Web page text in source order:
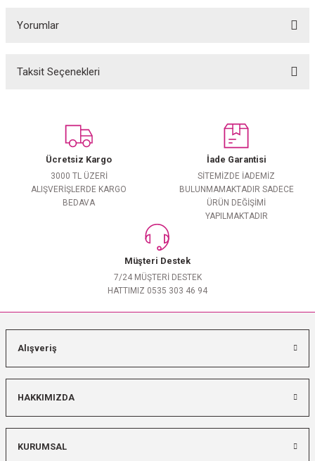
Yorumlar
Taksit Seçenekleri
Ücretsiz Kargo
3000 TL ÜZERİ
ALIŞVERİŞLERDE KARGO
BEDAVA
İade Garantisi
SİTEMİZDE İADEMİZ
BULUNMAMAKTADIR SADECE
ÜRÜN DEĞİŞİMİ
YAPILMAKTADIR
Müşteri Destek
7/24 MÜŞTERİ DESTEK
HATTIMIZ 0535 303 46 94
Alışveriş
HAKKIMIZDA
KURUMSAL